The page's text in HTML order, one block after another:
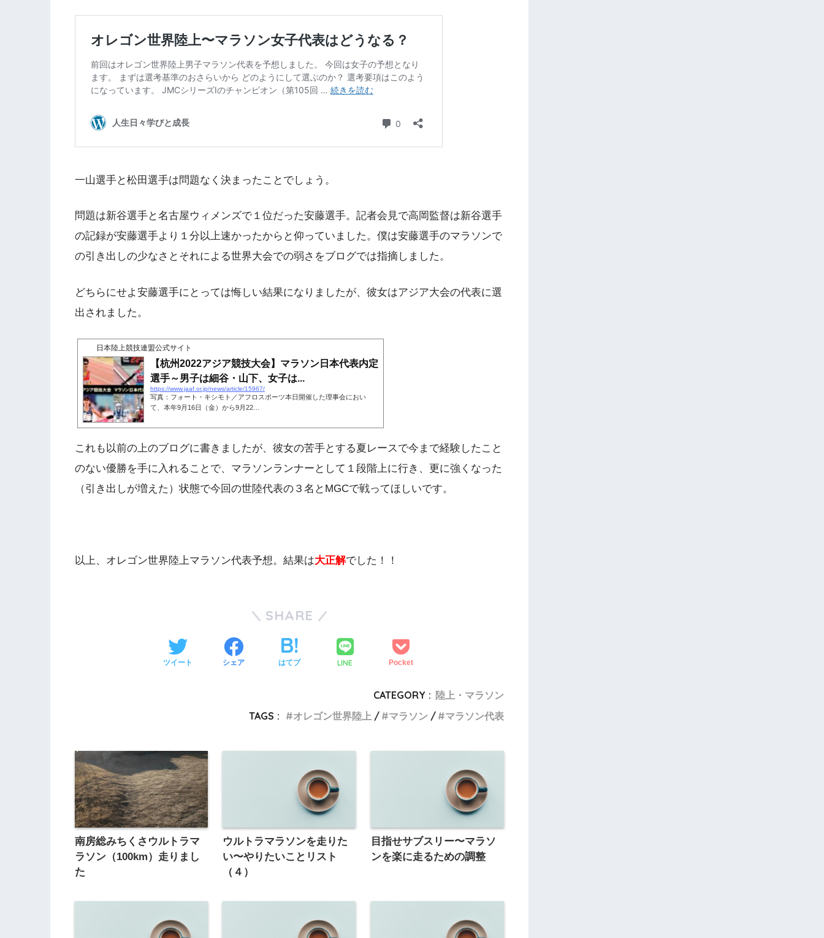
一山選手と松田選手は問題なく決まったことでしょう。
問題は新谷選手と名古屋ウィメンズで１位だった安藤選手。記者会見で高岡監督は新谷選手
の記録が安藤選手より１分以上速かったからと仰っていました。僕は安藤選手のマラソンで
の引き出しの少なさとそれによる世界大会での弱さをブログでは指摘しました。
どちらにせよ安藤選手にとっては悔しい結果になりましたが、彼女はアジア大会の代表に選
出されました。
日本陸上競技連盟公式サイト
【杭州2022アジア競技大会】マラソン日本代表内定
選手～男子は細谷・山下、女子は...
https://www.jaaf.or.jp/news/article/15967/
写真：フォート・キシモト／アフロスポーツ本日開催した理事会におい
て、本年9月16日（金）から9月22…
これも以前の上のブログに書きましたが、彼女の苦手とする夏レースで今まで経験したこと
のない優勝を手に入れることで、マラソンランナーとして１段階上に行き、更に強くなった
（引き出しが増えた）状態で今回の世陸代表の３名とMGCで戦ってほしいです。
以上、オレゴン世界陸上マラソン代表予想。結果は大正解でした！！
SHARE
ツイート シェア はてブ LINE Pocket
CATEGORY : 陸上・マラソン
TAGS :
オレゴン世界陸上 マラソン マラソン代表
南房総みちくさウルトラマ
ラソン（100km）走りまし
た
ウルトラマラソンを走りた
い〜やりたいことリスト
（４）
目指せサブスリー〜マラソ
ンを楽に走るための調整